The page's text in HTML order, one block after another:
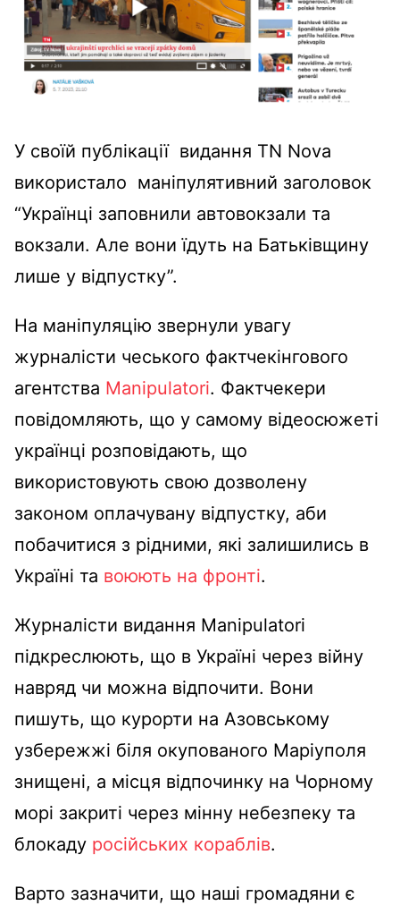
У своїй публікації видання TN Nova
використало маніпулятивний заголовок
“Українці заповнили автовокзали та
вокзали. Але вони їдуть на Батьківщину
лише у відпустку”.
На маніпуляцію звернули увагу
журналісти чеського фактчекінгового
агентства Manipulatori. Фактчекери
повідомляють, що у самому відеосюжеті
українці розповідають, що
використовують свою дозволену
законом оплачувану відпустку, аби
побачитися з рідними, які залишились в
Україні та воюють на фронті.
Журналісти видання Manipulatori
підкреслюють, що в Україні через війну
навряд чи можна відпочити. Вони
пишуть, що курорти на Азовському
узбережжі біля окупованого Маріуполя
знищені, а місця відпочинку на Чорному
морі закриті через мінну небезпеку та
блокаду російських кораблів.
Варто зазначити, що наші громадяни є